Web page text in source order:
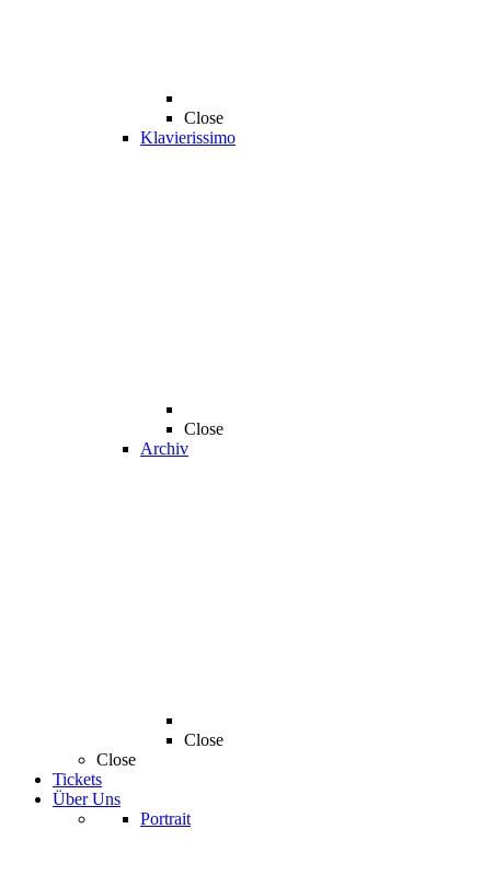
Close
Klavierissimo
Close
Archiv
Close
Close
Tickets
Über Uns
Portrait